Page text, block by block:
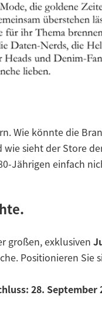
Wie könnte die
sieht der Store
Jährigen einfach
großen, exklusiven
Positionieren Sie
28. September